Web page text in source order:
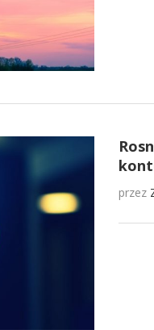
przez